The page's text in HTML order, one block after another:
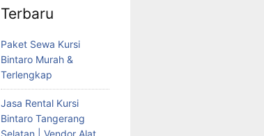
Terbaru
Paket Sewa Kursi
Bintaro Murah &
Terlengkap
Jasa Rental Kursi
Bintaro Tangerang